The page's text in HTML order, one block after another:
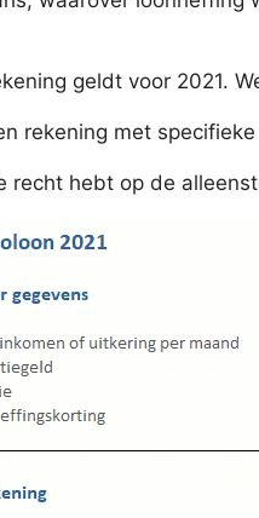
geldt voor 2021.
rekening met specifieke
recht hebt op de